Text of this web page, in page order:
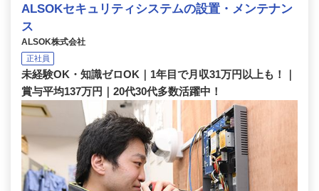
ALSOKセキュリティシステムの設置・メンテナン
ス
ALSOK株式会社
正社員
未経験OK・知識ゼロOK｜1年目で月収31万円以上も！｜
賞与平均137万円｜20代30代多数活躍中！